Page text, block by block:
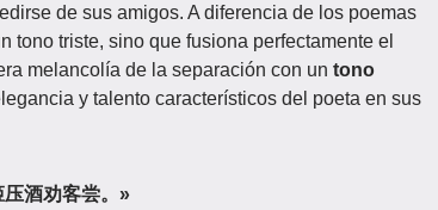
de sus amigos. A diferencia de los poemas
tono triste, sino que fusiona perfectamente el
melancolía de la separación con un tono
y talento característicos del poeta en sus
酒劝客尝。»